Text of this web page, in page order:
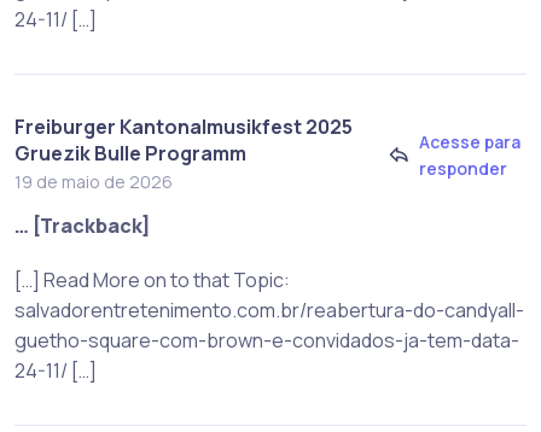
24-11/ […]
Freiburger Kantonalmusikfest 2025
Gruezik Bulle Programm
19 de maio de 2026
Acesse para
responder
… [Trackback]
[…] Read More on to that Topic:
salvadorentretenimento.com.br/reabertura-do-candyall-
guetho-square-com-brown-e-convidados-ja-tem-data-
24-11/ […]